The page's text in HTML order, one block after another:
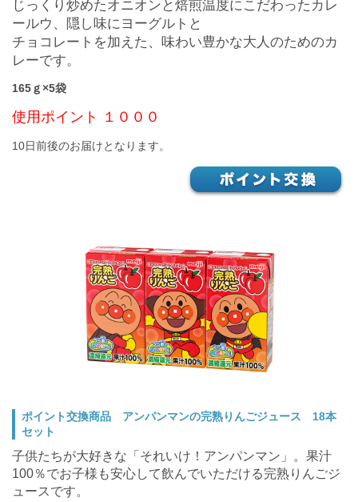
じっくり炒めたオニオンと焙煎温度にこだわったカレ
ールウ、隠し味にヨーグルトと
チョコレートを加えた、味わい豊かな大人のためのカ
レーです。
165ｇ×5袋
使用ポイント １０００
10日前後のお届けとなります。
ポイント交換商品 アンパンマンの完熟りんごジュース 18本
セット
子供たちが大好きな「それいけ！アンパンマン」。果汁
100％でお子様も安心して飲んでいただける完熟りんごジ
ュースです。